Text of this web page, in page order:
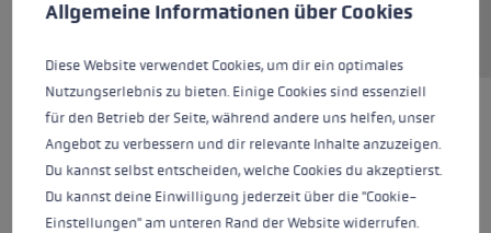
Allgemeine Informationen über Cookies
Diese Website verwendet Cookies, um dir ein optimales
Nutzungserlebnis zu bieten. Einige Cookies sind essenziell
für den Betrieb der Seite, während andere uns helfen, unser
Angebot zu verbessern und dir relevante Inhalte anzuzeigen.
Du kannst selbst entscheiden, welche Cookies du akzeptierst.
Du kannst deine Einwilligung jederzeit über die "Cookie-
Einstellungen" am unteren Rand der Website widerrufen.